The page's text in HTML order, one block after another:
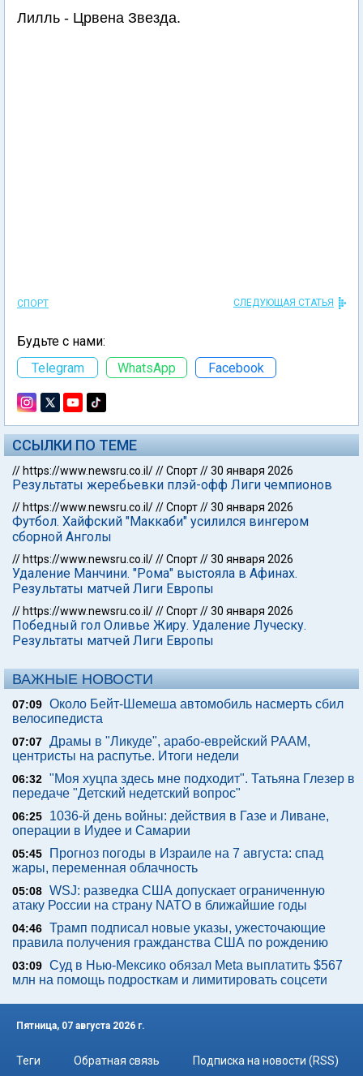
Лилль - Црвена Звезда.
СПОРТ СЛЕДУЮЩАЯ СТАТЬЯ
Будьте с нами:
Telegram
WhatsApp Facebook
ССЫЛКИ ПО ТЕМЕ
// https://www.newsru.co.il///Спорт//30 января 2026
Результаты жеребьевки плэй-офф Лиги чемпионов
// https://www.newsru.co.il///Спорт//30 января 2026
Футбол. Хайфский "Маккаби" усилился вингером
сборной Анголы
// https://www.newsru.co.il///Спорт//30 января 2026
Удаление Манчини. "Рома" выстояла в Афинах.
Результаты матчей Лиги Европы
// https://www.newsru.co.il///Спорт//30 января 2026
Победный гол Оливье Жиру. Удаление Луческу.
Результаты матчей Лиги Европы
ВАЖНЫЕ НОВОСТИ
07:09 Около Бейт-Шемеша автомобиль насмерть сбил
велосипедиста
07:07 Драмы в "Ликуде", арабо-еврейский РААМ,
центристы на распутье. Итоги недели
06:32 "Моя хуцпа здесь мне подходит". Татьяна Глезер в
передаче "Детский недетский вопрос"
06:25
1036-й день войны: действия в Газе и Ливане,
операции в Иудее и Самарии
05:45
Прогноз погоды в Израиле на 7 августа: спад
жары, переменная облачность
05:08 WSJ: разведка США допускает ограниченную
атаку России на страну NATO в ближайшие годы
04:46 Трамп подписал новые указы, ужесточающие
правила получения гражданства США по рождению
03:09 Суд в Нью-Мексико обязал Meta выплатить $567
млн на помощь подросткам и лимитировать соцсети
Пятница, 07 августа 2026 г.
Теги Обратная связь
Подписка на новости (RSS)